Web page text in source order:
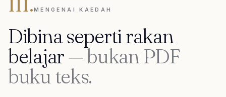
III.MENGENAI KAEDAH
Dibina seperti rakan
belajar —bukan PDF
buku teks.